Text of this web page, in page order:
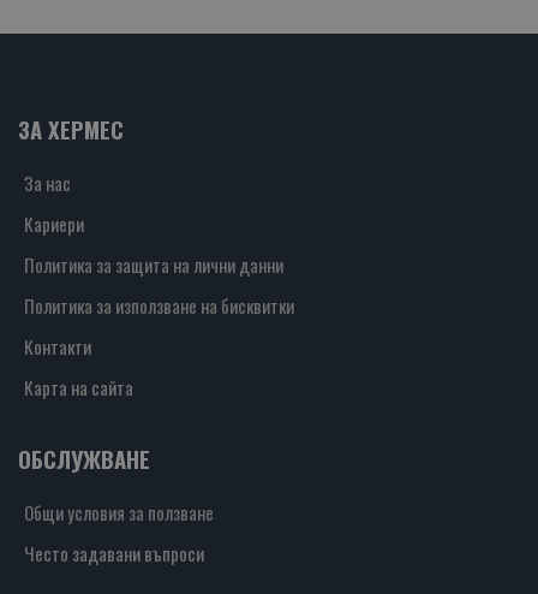
ЗА ХЕРМЕС
За нас
Кариери
Политика за защита на лични данни
Политика за използване на бисквитки
Контакти
Карта на сайта
ОБСЛУЖВАНЕ
Общи условия за ползване
Често задавани въпроси